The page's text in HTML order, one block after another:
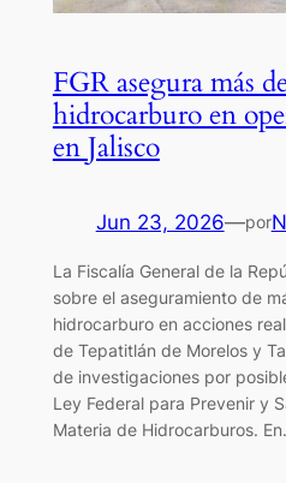
FGR asegura más
hidrocarburo en
en Jalisco
Jun 23, 2026—por
La Fiscalía General de la
sobre el aseguramiento de
hidrocarburo en acciones
de Tepatitlán de Morelos y
de investigaciones por
Ley Federal para Prevenir y
Materia de Hidrocarburos.